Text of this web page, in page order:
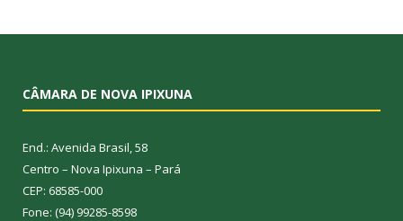
CÂMARA DE NOVA IPIXUNA
End.: Avenida Brasil, 58
Centro – Nova Ipixuna – Pará
CEP: 68585-000
Fone: (94) 99285-8598